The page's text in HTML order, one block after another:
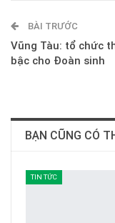
E-mail
BÀI TRƯỚC
Vũng Tàu: tổ chức
bậc cho Đoàn sinh
BẠN CŨNG CÓ
TIN TỨC